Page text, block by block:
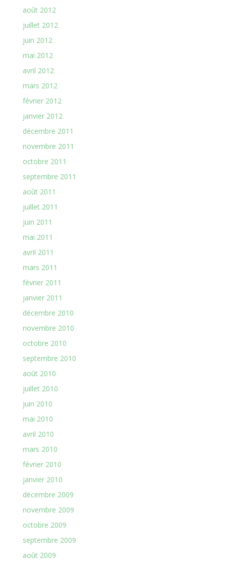
août 2012
juillet 2012
juin 2012
mai 2012
avril 2012
mars 2012
février 2012
janvier 2012
décembre 2011
novembre 2011
octobre 2011
septembre 2011
août 2011
juillet 2011
juin 2011
mai 2011
avril 2011
mars 2011
février 2011
janvier 2011
décembre 2010
novembre 2010
octobre 2010
septembre 2010
août 2010
juillet 2010
juin 2010
mai 2010
avril 2010
mars 2010
février 2010
janvier 2010
décembre 2009
novembre 2009
octobre 2009
septembre 2009
août 2009